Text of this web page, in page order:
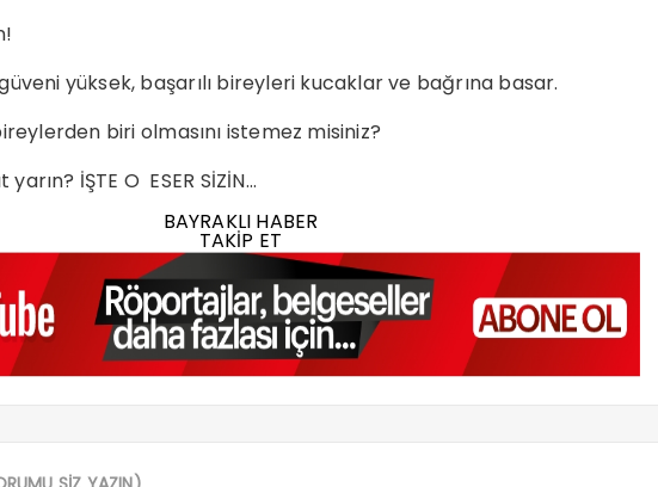
yüksek, başarılı bireyleri kucaklar ve bağrına basar.
biri olmasını istemez misiniz?
İŞTE O ESER SİZİN…
BAYRAKLI HABER
TAKİP ET